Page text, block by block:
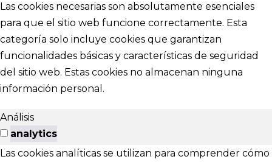
Las cookies necesarias son absolutamente esenciales
para que el sitio web funcione correctamente. Esta
categoría solo incluye cookies que garantizan
funcionalidades básicas y características de seguridad
del sitio web. Estas cookies no almacenan ninguna
información personal.
Análisis
analytics
Las cookies analíticas se utilizan para comprender cómo